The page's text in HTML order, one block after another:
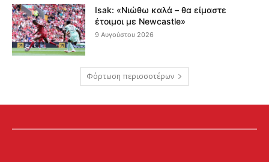
Isak: «Νιώθω καλά – θα είμαστε
έτοιμοι με Newcastle»
9 Αυγούστου 2026
Φόρτωση περισσοτέρων